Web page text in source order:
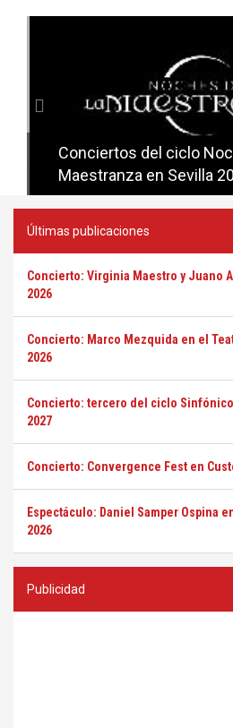
Conciertos del ciclo
Maestranza en Sevilla
Conciertos del ciclo
Sevilla
Últimas publicaciones
Concierto: Virginia Maestro y Juano
2026
Concierto: Marco Mezquida en el
2026
Concierto: tercero del ciclo Sinfónico
2027
Concierto: Convergence Fest en
Espectáculo: Daniel Samper Ospina
2026
Publicidad